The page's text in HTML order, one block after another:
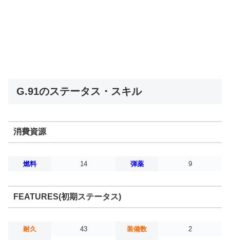
G.91のステータス・スキル
消費資源
燃料 14 弾薬 9
FEATURES(初期ステータス)
耐久 43 装備数
2